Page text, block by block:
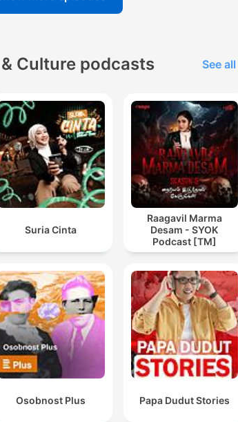
Culture podcasts See all
Suria Cinta
Raagavil Marma
Desam - SYOK
Podcast [TM]
Osobnost Plus Papa Dudut Stories